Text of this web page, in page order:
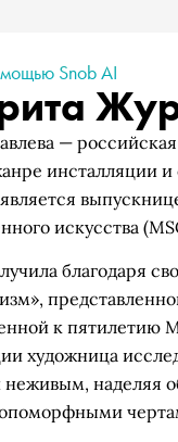
Snob AI
—
инсталляции и
искусства
благодаря
к пятилетию
художница
наделяя